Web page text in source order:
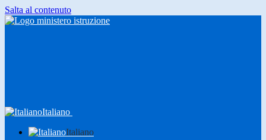
Salta al contenuto
Italiano
Italiano